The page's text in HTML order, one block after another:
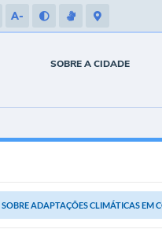
A-
SOBRE A CIDADE
ADAPTAÇÕES CLIMÁTICAS EM